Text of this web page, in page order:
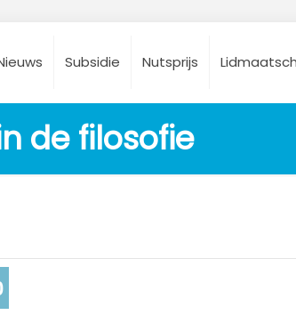
Subsidie Nutsprijs
de filosofie